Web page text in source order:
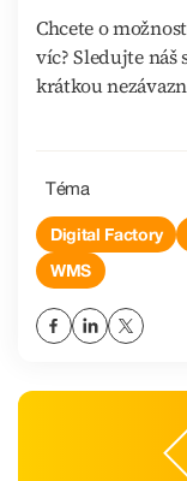
Chcete o
víc? Sledujte náš
krátkou
Téma
Digital Factory
WMS